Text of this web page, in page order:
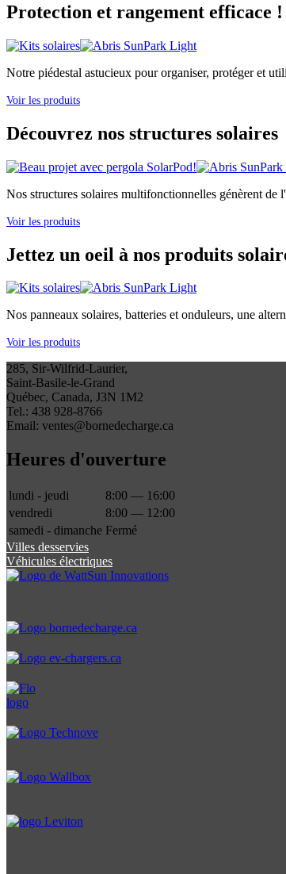
Protection et rangement efficace !
Notre piédestal astucieux pour organiser, protéger et
Voir les produits
Découvrez nos structures solaires
Nos structures solaires multifonctionnelles génèrent
Voir les produits
Jettez un oeil à nos produits
Nos panneaux solaires, batteries et onduleurs, une
Voir les produits
285, Sir-Wilfrid-Laurier,
Saint-Basile-le-Grand
Québec, Canada, J3N 1M2
Tel.: 438 928-8766
Email: ventes@bornedecharge.ca
Heures d'ouverture
lundi - jeudi
8:00 — 16:00
vendredi
8:00 — 12:00
samedi - dimanche Fermé
Villes desservies
Véhicules électriques